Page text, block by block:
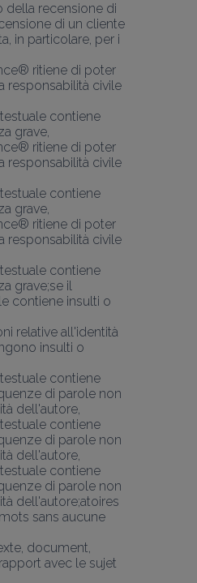
della recensione di
di un cliente
in particolare, per i
ritiene di poter
responsabilità civile
contiene
grave,
ritiene di poter
responsabilità civile
contiene
grave,
ritiene di poter
responsabilità civile
contiene
grave;se il
contiene insulti o
relative all'identità
insulti o
contiene
di parole non
dell'autore,
contiene
di parole non
dell'autore,
contiene
di parole non
dell'autore;atoires
sans aucune
document,
avec le sujet